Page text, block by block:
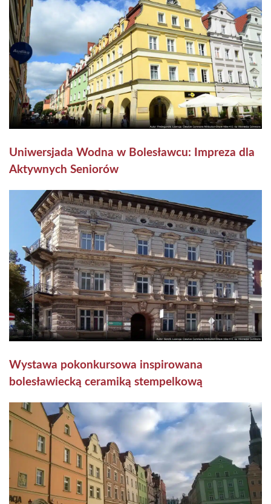
Uniwersjada Wodna w Bolesławcu: Impreza dla
Aktywnych Seniorów
Wystawa pokonkursowa inspirowana
bolesławiecką ceramiką stempelkową